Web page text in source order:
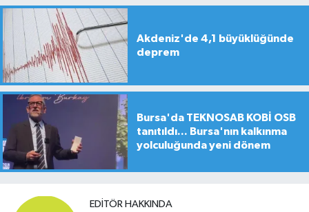
Akdeniz'de 4,1 büyüklüğünde
deprem
Bursa'da TEKNOSAB KOBİ OSB
tanıtıldı... Bursa'nın kalkınma
yolculuğunda yeni dönem
EDITÖR HAKKINDA